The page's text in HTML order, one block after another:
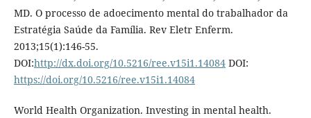
MD. O processo de adoecimento mental do trabalhador da
Estratégia Saúde da Família. Rev Eletr Enferm.
2013;15(1):146-55.
DOI:http://dx.doi.org/10.5216/ree.v15i1.14084DOI:
https://doi.org/10.5216/ree.v15i1.14084
World Health Organization. Investing in mental health.